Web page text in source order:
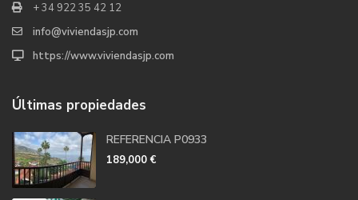
+ 34 922 35 42 12
info@viviendasjp.com
https://www.viviendasjp.com
Últimas propiedades
REFERENCIA P0933
189,000 €